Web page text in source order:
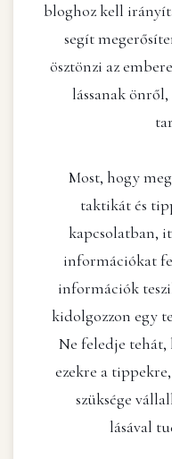
bloghoz kell
segít
ösztönzi az
lássanak
Most, hogy
taktikát és
kapcsolatban,
információkat
információk
kidolgozzon egy
Ne feledje
ezekre a
szüksége
lásával